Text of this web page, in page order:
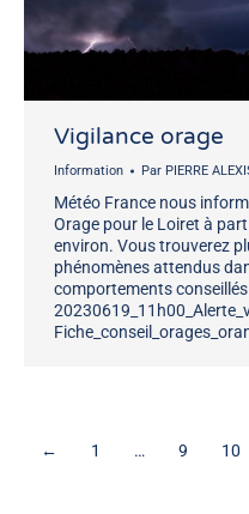
Vigilance orage
Information Par PIERRE
Météo France nous
Orage pour le Loiret à
environ. Vous trouverez
phénomènes attendus
comportements
← 1 … 9 10